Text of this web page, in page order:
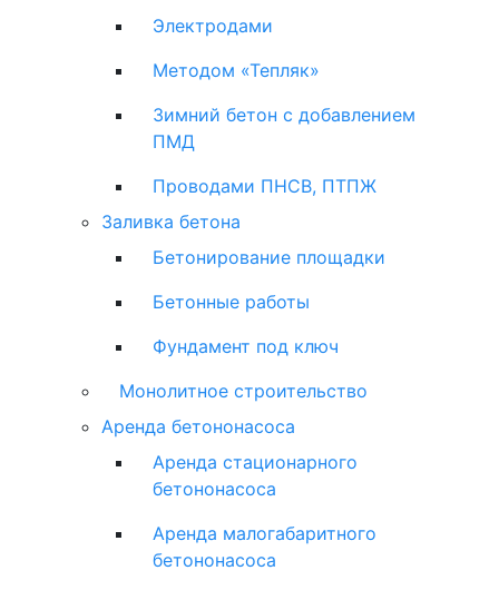
Электродами
Методом «Тепляк»
Зимний бетон с добавлением
ПМД
Проводами ПНСВ, ПТПЖ
Заливка бетона
Бетонирование площадки
Бетонные работы
Фундамент под ключ
Монолитное строительство
Аренда бетононасоса
Аренда стационарного
бетононасоса
Аренда малогабаритного
бетононасоса